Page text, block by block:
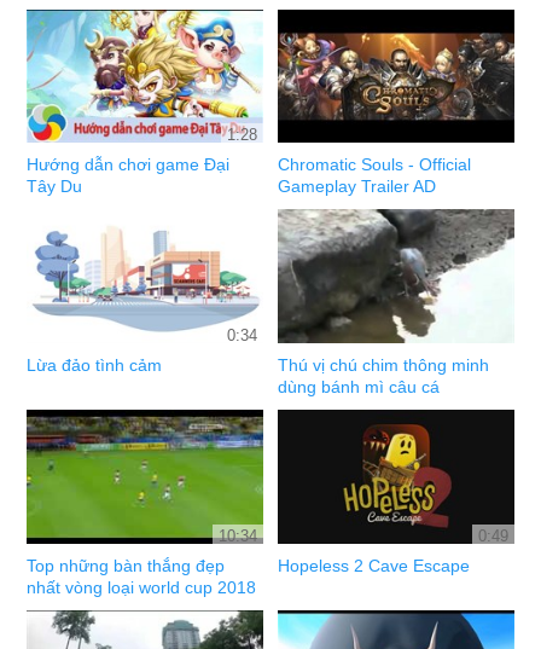
1:28
Hướng dẫn chơi game Đại
Tây Du
Chromatic Souls - Official
Gameplay Trailer AD
0:34
Lừa đảo tình cảm
Thú vị chú chim thông minh
dùng bánh mì câu cá
10:34
Top những bàn thắng đẹp
nhất vòng loại world cup 2018
0:49
Hopeless 2 Cave Escape